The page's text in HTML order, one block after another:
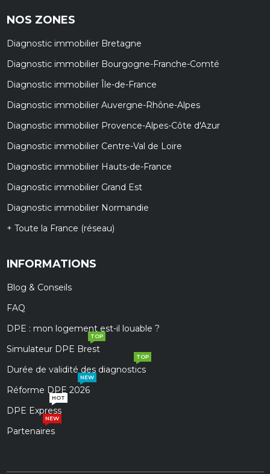
NOS ZONES
Diagnostic immobilier Bretagne
Diagnostic immobilier Bourgogne-Franche-Comté
Diagnostic immobilier Île-de-France
Diagnostic immobilier Auvergne-Rhône-Alpes
Diagnostic immobilier Provence-Alpes-Côte d'Azur
Diagnostic immobilier Centre-Val de Loire
Diagnostic immobilier Hauts-de-France
Diagnostic immobilier Grand Est
Diagnostic immobilier Normandie
+ Toute la France (réseau)
INFORMATIONS
Blog & Conseils
FAQ
DPE : mon logement est-il louable ?
Simulateur DPE Brest
TOP
Durée de validité des diagnostics
TOP
Réforme DPE 2026
NEW
DPE Express
HOT
Partenaires
NEW